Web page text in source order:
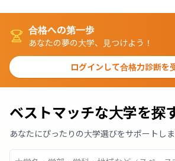
合格への第一歩
あなたの夢の大学、見つけよう！
ログインして合格力診断を
ベストマッチな大学を探
あなたにぴったりの大学選びをサポートし